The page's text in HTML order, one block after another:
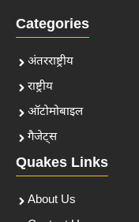
Categories
अंतरराष्ट्रीय
राष्ट्रीय
ऑटोमोबाइल
गैजेट्स
Quakes Links
About Us